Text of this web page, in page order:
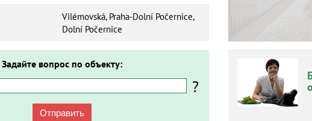
Vilémovská, Praha-Dolní Počernice,
Dolní Počernice
Задайте вопрос по объекту:
?
Отправить